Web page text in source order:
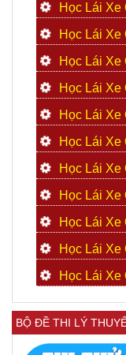
Học Lái Xe
Học Lái Xe
Học Lái Xe
Học Lái Xe
Học Lái Xe
Học Lái Xe
Học Lái Xe
Học Lái Xe
Học Lái Xe
Học Lái Xe
Học Lái Xe
BỘ ĐỀ THI LÝ